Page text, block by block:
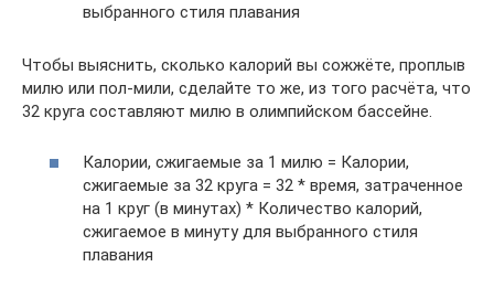
выбранного стиля плавания
Чтобы выяснить, сколько калорий вы сожжёте, проплыв
милю или пол-мили, сделайте то же, из того расчёта, что
32 круга составляют милю в олимпийском бассейне.
Калории, сжигаемые за 1 милю = Калории,
сжигаемые за 32 круга = 32 * время, затраченное
на 1 круг (в минутах) * Количество калорий,
сжигаемое в минуту для выбранного стиля
плавания